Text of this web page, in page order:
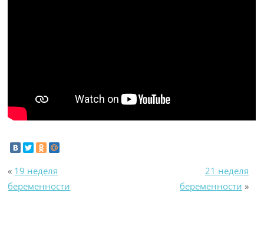
« 19 неделя
беременности
21 неделя
беременности »